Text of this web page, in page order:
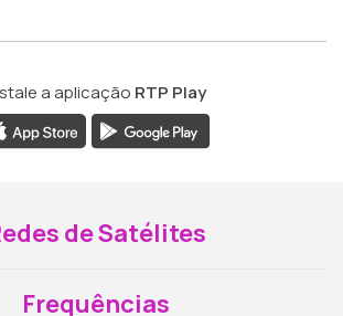
a aplicação RTP Play
de Satélites
Frequências